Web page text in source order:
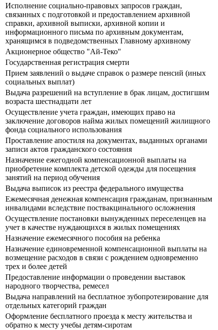
Исполнение социально-правовых запросов граждан,
связанных с подготовкой и предоставлением архивной
справки, архивной выписки, архивной копии и
информационного письма по архивным документам,
хранящимся в подведомственных Главному архивному
Акционерное общество "Ай-Теко"
Государственная регистрация смерти
Прием заявлений о выдаче справок о размере пенсий (иных
социальных выплат)
Выдача разрешений на вступление в брак лицам, достигшим
возраста шестнадцати лет
Осуществление учета граждан, имеющих право на
заключение договоров найма жилых помещений жилищного
фонда социального использования
Проставление апостиля на документах, выданных органами
записи актов гражданского состояния
Назначение ежегодной компенсационной выплаты на
приобретение комплекта детской одежды для посещения
занятий на период обучения
Выдача выписок из реестра федерального имущества
Ежемесячная денежная компенсация гражданам, признанным
инвалидами вследствие поствакцинального осложнения
Осуществление постановки вынужденных переселенцев на
учет в качестве нуждающихся в жилых помещениях
Назначение ежемесячного пособия на ребенка
Назначение единовременной компенсационной выплаты на
возмещение расходов в связи с рождением одновременно
трех и более детей
Предоставление информации о проведении выставок
народного творчества, ремесел
Выдача направлений на бесплатное зубопротезирование для
отдельных категорий граждан
Оформление бесплатного проезда к месту жительства и
обратно к месту учебы детям-сиротам